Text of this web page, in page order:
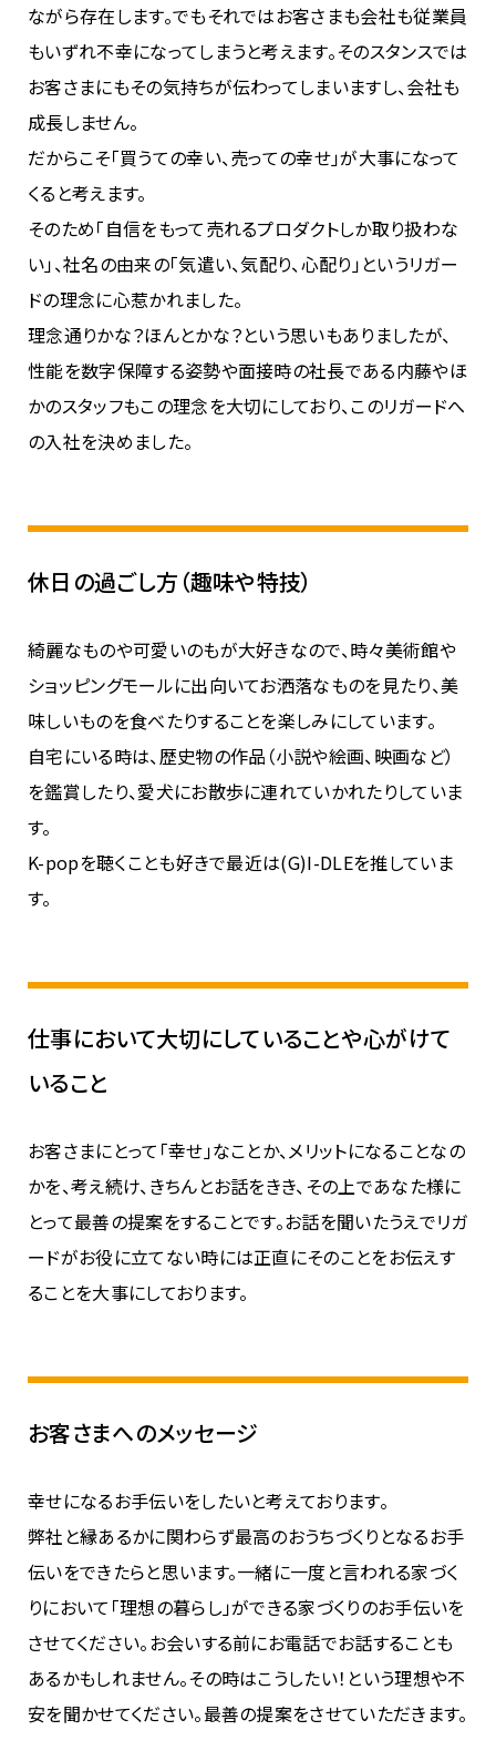
ながら存在します。でもそれではお客さまも会社も従業員
もいずれ不幸になってしまうと考えます。そのスタンスでは
お客さまにもその気持ちが伝わってしまいますし、会社も
成長しません。
だからこそ「買うての幸い、売っての幸せ」が大事になって
くると考えます。
そのため「自信をもって売れるプロダクトしか取り扱わな
い」、社名の由来の「気遣い、気配り、心配り」というリガー
ドの理念に心惹かれました。
理念通りかな？ほんとかな？という思いもありましたが、
性能を数字保障する姿勢や面接時の社長である内藤やほ
かのスタッフもこの理念を大切にしており、このリガードへ
の入社を決めました。
休日の過ごし方（趣味や特技）
綺麗なものや可愛いのもが大好きなので、時々美術館や
ショッピングモールに出向いてお洒落なものを見たり、美
味しいものを食べたりすることを楽しみにしています。
自宅にいる時は、歴史物の作品（小説や絵画、映画など）
を鑑賞したり、愛犬にお散歩に連れていかれたりしていま
す。
K-popを聴くことも好きで最近は(G)I-DLEを推していま
す。
仕事において大切にしていることや心がけて
いること
お客さまにとって「幸せ」なことか、メリットになることなの
かを、考え続け、きちんとお話をきき、その上であなた様に
とって最善の提案をすることです。お話を聞いたうえでリガ
ードがお役に立てない時には正直にそのことをお伝えす
ることを大事にしております。
お客さまへのメッセージ
幸せになるお手伝いをしたいと考えております。
弊社と縁あるかに関わらず最高のおうちづくりとなるお手
伝いをできたらと思います。一緒に一度と言われる家づく
りにおいて「理想の暮らし」ができる家づくりのお手伝いを
させてください。お会いする前にお電話でお話することも
あるかもしれません。その時はこうしたい！という理想や不
安を聞かせてください。最善の提案をさせていただきます。